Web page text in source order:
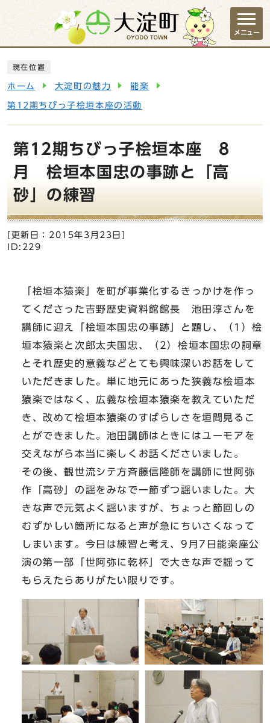
ページの先頭です
メニュー
現在位置
ホーム 大淀町の魅力 能楽
第12期ちびっ子桧垣本座の活動
第12期ちびっ子桧垣本座 8
月 桧垣本国忠の事跡と「高
砂」の練習
[更新日： 2015年3月23日
ID:229
「桧垣本猿楽」を町が事業化するきっかけを作っ
てくださった吉野歴史資料館館長 池田淳さんを
講師に迎え「桧垣本国忠の事跡」と題し、（1）桧
垣本猿楽と次郎太夫国忠、（2）桧垣本国忠の詞章
とそれ歴史的意義などとても興味深いお話をして
いただきました。単に地元にあった狭義な桧垣本
猿楽ではなく、広義な桧垣本猿楽を教えていただ
き、改めて桧垣本猿楽のすばらしさを垣間見るこ
とができました。池田講師はときにはユーモアを
交えながら本当に楽しくお話くださいました。
その後、観世流シテ方斉藤信隆師を講師に世阿弥
作「高砂」の謡をみなで一節ずつ謡いました。大
きな声で元気よく謡いますが、ちょっと節回しの
むずかしい箇所になると声が急にちいさくなって
しまいます。今日は練習と考え、9月7日能楽座公
演の第一部「世阿弥に乾杯」で大きな声で謡って
もらえたらありがたい限りです。